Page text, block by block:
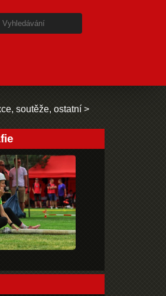
soutěže, ostatní